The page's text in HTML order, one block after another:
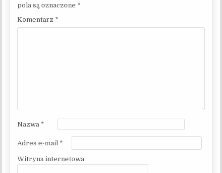
pola są oznaczone *
Komentarz *
Nazwa *
Adres e-mail *
Witryna internetowa